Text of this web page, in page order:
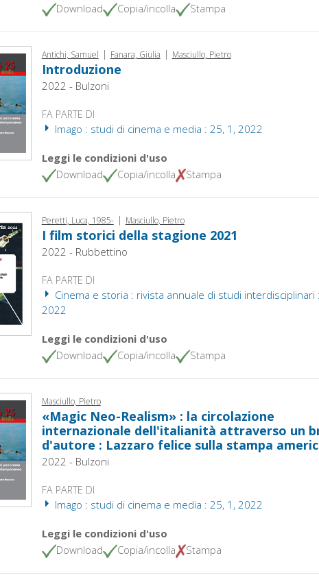
Download
Copia/incolla Stampa
Antichi, Samuel | Fanara, Giulia | Masciullo, Pietro
Introduzione
2022 - Bulzoni
FA PARTE DI
Imago : studi di cinema e media : 25, 1, 2022
Leggi le condizioni d'uso
Download
Copia/incolla Stampa
Peretti, Luca, 1985- | Masciullo, Pietro
I film storici della stagione 2021
2022 - Rubbettino
FA PARTE DI
Cinema e storia : rivista annuale di studi interdisciplinari
2022
Leggi le condizioni d'uso
Download
Copia/incolla Stampa
Masciullo, Pietro
«Magic Neo-Realism» : la circolazione
internazionale dell'italianità attraverso un
d'autore : Lazzaro felice sulla stampa
2022 - Bulzoni
FA PARTE DI
Imago : studi di cinema e media : 25, 1, 2022
Leggi le condizioni d'uso
Download
Copia/incolla Stampa